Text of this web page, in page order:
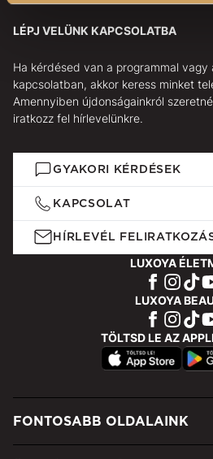
LÉPJ VELÜNK KAPCSOLATBA
Ha kérdésed van a programmal vagy
kapcsolatban, akkor keress minket
Amennyiben újdonságainkról
iratkozz fel hírlevelünkre.
GYAKORI KÉRDÉSEK
KAPCSOLAT
HÍRLEVÉL
LUXOYA
LUXOYA
TÖLTSD LE AZ
FONTOSABB OLDALAINK